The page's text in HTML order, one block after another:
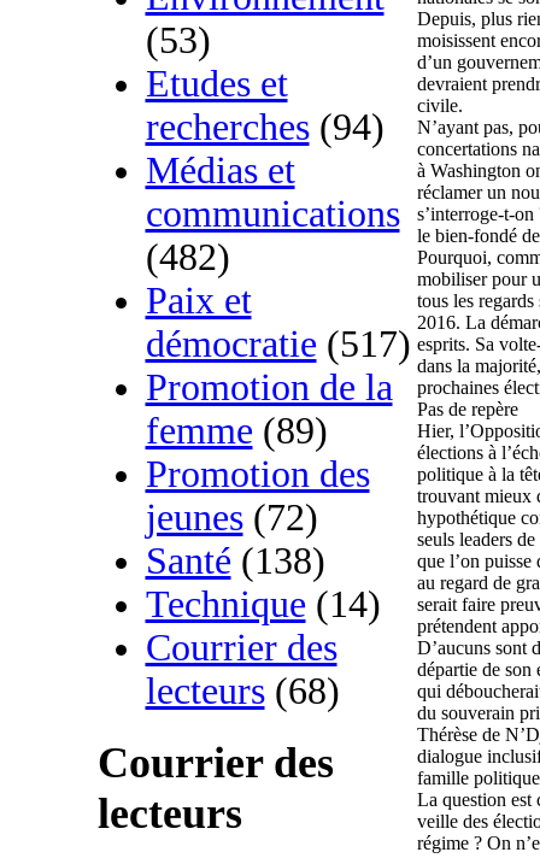
(53)
Etudes et
recherches(94)
Médias et
communications
(482)
Paix et
démocratie (517)
Promotion de la
femme (89)
Promotion des
jeunes(72)
Santé (138)
Technique (14)
Courrier des
lecteurs(68)
Courrier des
lecteurs
Depuis, plus
moisissent
d’un
devraient
civile.
N’ayant pas,
concertations
à Washington
réclamer un
s’interroge-t-
le bien-fondé
Pourquoi,
mobiliser pour
tous les
2016. La
esprits. Sa
dans la
prochaines
Pas de repère
Hier,
élections à
politique à la
trouvant mieux
hypothétique
seuls leaders
que l’on puisse
au regard de
serait faire
prétendent
D’aucuns sont
départie de son
qui
du souverain
Thérèse de
dialogue
famille
La question est
veille des
régime ? On